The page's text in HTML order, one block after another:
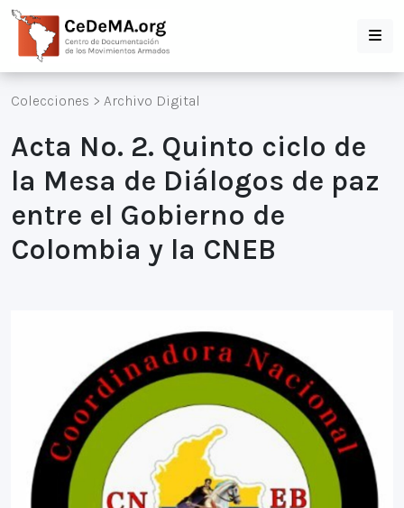
Colecciones > Archivo Digital
Acta No. 2. Quinto ciclo de
la Mesa de Diálogos de paz
entre el Gobierno de
Colombia y la CNEB